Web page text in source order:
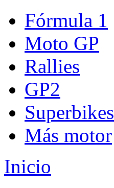
Fórmula 1
Moto GP
Rallies
GP2
Superbikes
Más motor
Inicio